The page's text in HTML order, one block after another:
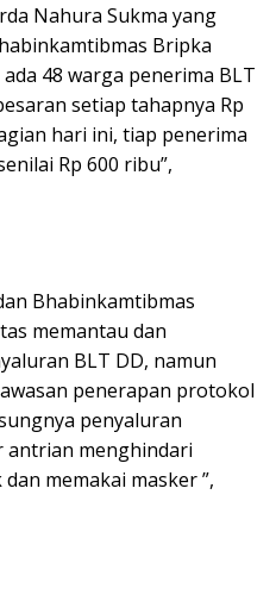
Nahura Sukma yang
Bripka
48 warga penerima BLT
setiap tahapnya Rp
hari ini, tiap penerima
Rp 600 ribu”,
Bhabinkamtibmas
memantau dan
BLT DD, namun
penerapan protokol
penyaluran
antrian menghindari
memakai masker ”,